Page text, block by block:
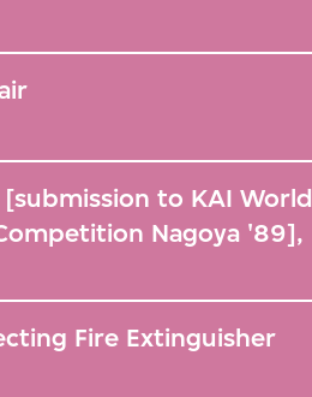
to KAI World
Nagoya '89],
Fire Extinguisher